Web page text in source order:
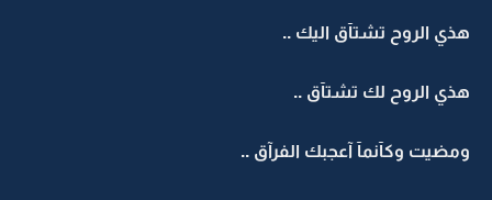
هذي الروح تشتآق اليك ..
هذي الروح لك تشتآق ..
ومضيت وكآنمآ آعجبك الفرآق ..